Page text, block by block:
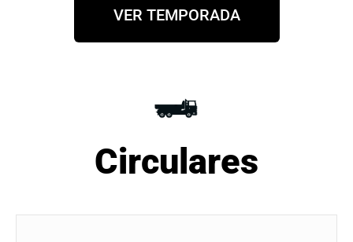
VER TEMPORADA
Circulares